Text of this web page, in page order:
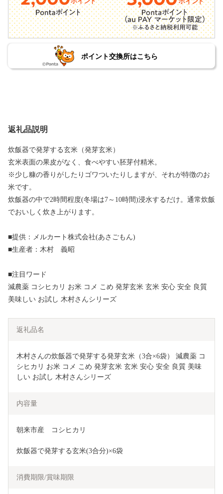
ポイント交換所はこちら
返礼品説明
炊飯器で発芽する玄米（発芽玄米）
玄米表面の果皮がなく、食べやすい胚芽付精米。
※少し糠の香りがしたりゴワついたりしますが、それが特徴のお
米です。
炊飯器の中で2時間程度(冬場は7～10時間)浸水するだけ。通常炊飯
でおいしく炊き上がります。
■提供：メルカート株式会社(あさごもん)
■生産者：木村 義昭
■注目ワード
減農薬 コシヒカリ お米 コメ こめ 発芽玄米 玄米 安心 安全 良質
美味しい お試し 木村さんシリーズ
返礼品名
木村さんの炊飯器で発芽する発芽玄米（3合×6袋） 減農薬 コ
シヒカリ お米 コメ こめ 発芽玄米 玄米 安心 安全 良質 美味
しい お試し 木村さんシリーズ
内容量
朝来市産　コシヒカリ
炊飯器で発芽する玄米(3合分)×6袋
消費期限/賞味期限